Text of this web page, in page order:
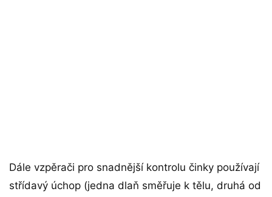
Dále vzpěrači pro snadnější kontrolu činky používají
střídavý úchop (jedna dlaň směřuje k tělu, druhá od